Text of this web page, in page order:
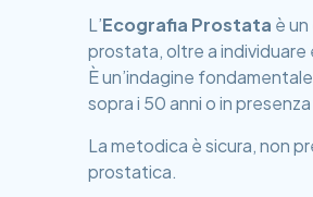
L’Ecografia Prostata è
prostata, oltre a individuare
È un’indagine
sopra i 50 anni o in
La metodica è sicura, non
prostatica.